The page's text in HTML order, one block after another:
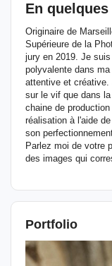
En
Originaire de
Supérieure de la
jury en 2019. Je
polyvalente dans
attentive et
sur le vif que dans
chaine de
réalisation à l'aide
son
Parlez moi de votre
des images qui
Portfolio